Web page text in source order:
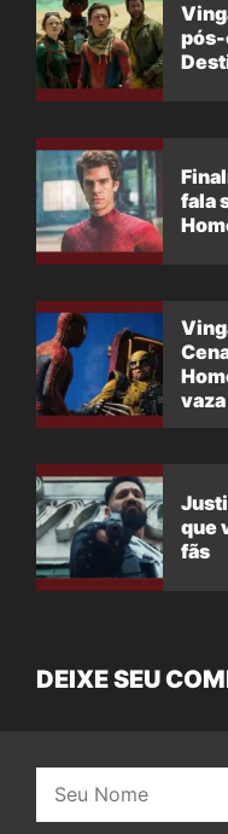
pós-
fala
que
fãs
DEIXE SEU